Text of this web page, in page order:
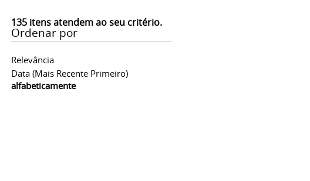
135itens atendem ao seu critério.
Ordenar por
Relevância
Data (mais Recente Primeiro)
alfabeticamente